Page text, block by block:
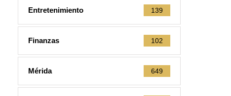
Entretenimiento 139
Finanzas 102
Mérida 649